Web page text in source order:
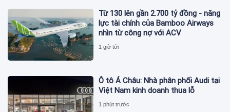
Từ 130 lên gần 2.700 tỷ đồng - năng
lực tài chính của Bamboo Airways
nhìn từ công nợ với ACV
1 giờ tới
Ô tô Á Châu: Nhà phân phối Audi tại
Việt Nam kinh doanh thua lỗ
1 phút trước